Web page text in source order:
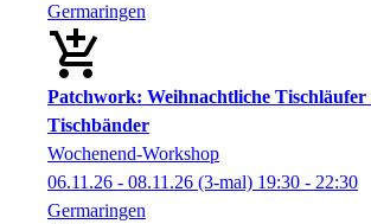
Germaringen
Patchwork: Weihnachtliche Tischläufer
Tischbänder
Wochenend-Workshop
06.11.26 - 08.11.26 (3-mal) 19:30 - 22:30
Germaringen